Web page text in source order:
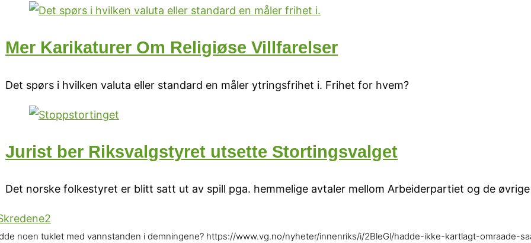
Mer Karikaturer Om Religiøse Villfarelser
Det spørs i hvilken valuta eller standard en måler ytringsfrihet i. Frihet for hvem?
Jurist ber Riksvalgstyret utsette Stortingsvalget
Det norske folkestyret er blitt satt ut av spill pga. hemmelige avtaler mellom Arbeiderpartiet og de
noen tuklet med vannstanden i demningene? https://www.vg.no/nyheter/innenriks/i/2BleGl/hadde-ikke-kartlagt-omraade-